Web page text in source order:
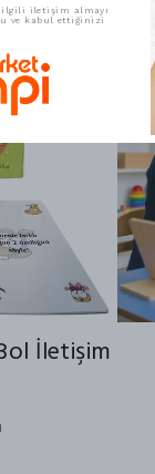
İletişim
ilgili iletişim almayı
ve kabul ettiğinizi